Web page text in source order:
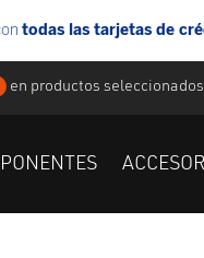
en productos seleccionados